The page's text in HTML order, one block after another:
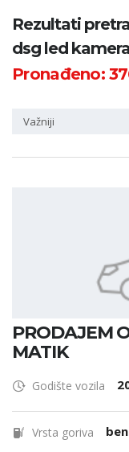
Kategorija
Županija
Rezultati
dsg led
Pronađeno:
Važniji
PRODAJEM
MATIK
Godište vozila
Vrsta goriva